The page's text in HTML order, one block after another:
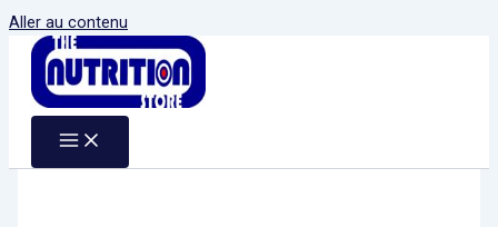
Aller au contenu